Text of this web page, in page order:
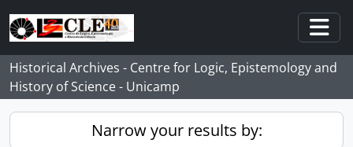
Skip to main content
Historical Archives - Centre for Logic, Epistemology and
History of Science - Unicamp
Narrow your results by: